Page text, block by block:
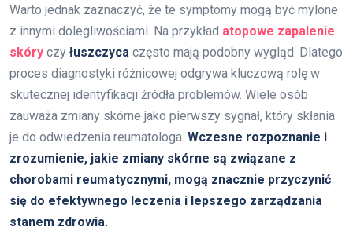
Warto jednak zaznaczyć, że te symptomy mogą być mylone
z innymi dolegliwościami. Na przykład atopowe zapalenie
skóry czy łuszczyca często mają podobny wygląd. Dlatego
proces diagnostyki różnicowej odgrywa kluczową rolę w
skutecznej identyfikacji źródła problemów. Wiele osób
zauważa zmiany skórne jako pierwszy sygnał, który skłania
je do odwiedzenia reumatologa. Wczesne rozpoznanie i
zrozumienie, jakie zmiany skórne są związane z
chorobami reumatycznymi, mogą znacznie przyczynić
się do efektywnego leczenia i lepszego zarządzania
stanem zdrowia.